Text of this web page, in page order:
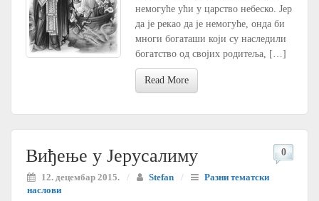
немогуће ући у царство небеско. Јер
да је рекао да је немогуће, онда би
многи богаташи који су наследили
богатство од својих родитеља, […]
Read More
Виђење у Јерусалиму
12. децембар 2015. / Stefan /
Разни тематски
наслови
0